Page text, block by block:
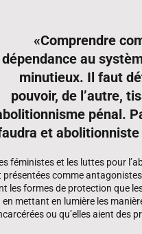
«Comprendre
dépendance au
minutieux. Il faut
pouvoir, de l’autre,
pénal.
et abolitionniste
féministes et les luttes pour
présentées comme
les formes de protection que
en mettant en lumière les
ou qu’elles aient des